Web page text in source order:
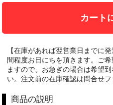
カート
【在庫があれば翌営業日までに
間程度お日にちを頂きます。ご
ますので、お急ぎの場合は希望
い。注文前の在庫確認は問合せ
商品の説明